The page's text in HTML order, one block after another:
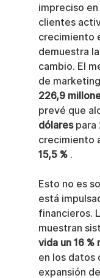
impreciso
clientes
crecimiento
demuestra
cambio. El
de
226,9
prevé que
dólares para
crecimiento
15,5 % .
Esto no es
está
financieros.
muestran
vida un 16 %
en los datos
expansión